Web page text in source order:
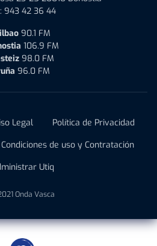
943 42 36 44
90.1 FM
106.9 FM
98.0 FM
96.0 FM
Legal
Política de Privacidad
Condiciones de uso y Contratación
Utiq
Onda Vasca